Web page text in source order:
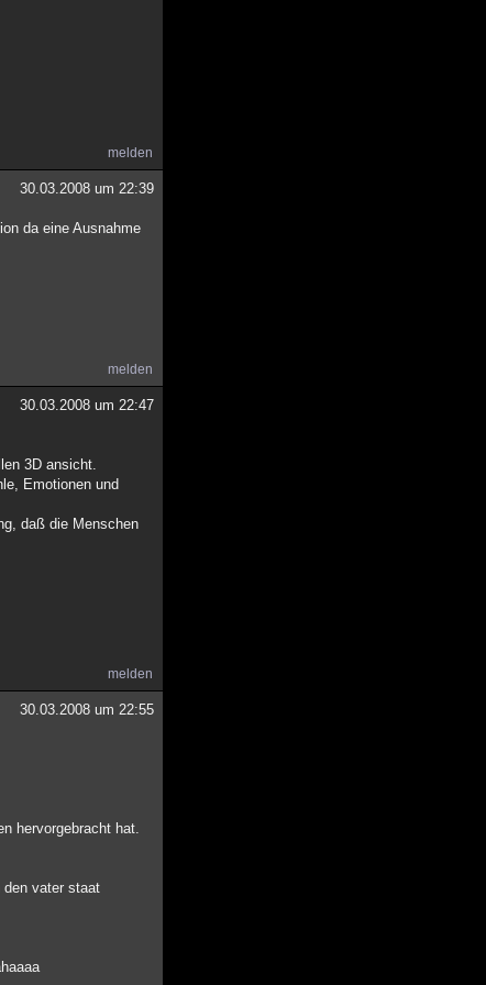
melden
30.03.2008 um 22:39
da eine Ausnahme
melden
30.03.2008 um 22:47
3D ansicht.
Emotionen und
daß die Menschen
melden
30.03.2008 um 22:55
hervorgebracht hat.
den vater staat